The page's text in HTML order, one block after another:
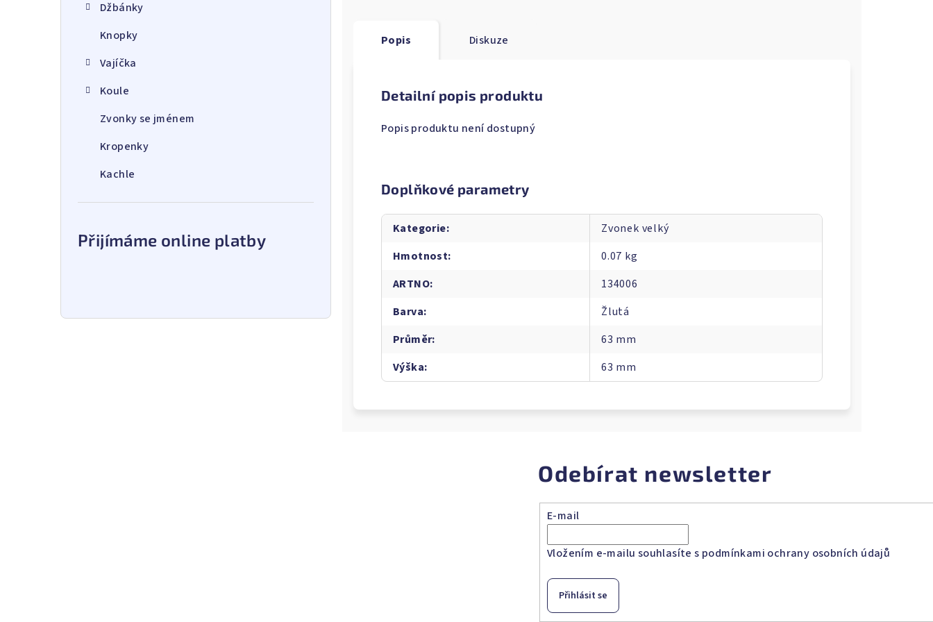
Džbánky
Knopky
Vajíčka
Koule
Zvonky se jménem
Kropenky
Kachle
Přijímáme online platby
Popis Diskuze
Detailní popis produktu
Popis produktu není dostupný
Doplňkové parametry
Kategorie:
Zvonek velký
Hmotnost:
0.07 kg
ARTNO:
134006
Barva:
Žlutá
Průměr:
63 mm
Výška: 63 mm
Odebírat newsletter
E-mail
Vložením e-mailu souhlasíte s podmínkami ochrany osobních údajů
Přihlásit se